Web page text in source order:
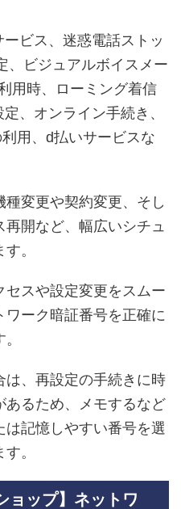
ビス、迷惑電話ストッ
、ビジュアルボイスメー
用時、ローミング着信
、オンライン手続き、
用、d払いサービスな
変更や契約変更、そし
開など、幅広いシチュ
。
セスや設定変更をスムー
ワーク暗証番号を正確に
は、再設定の手続きに時
あるため、メモするなど
は記憶しやすい番号を選
。
ョップ】ネットワ